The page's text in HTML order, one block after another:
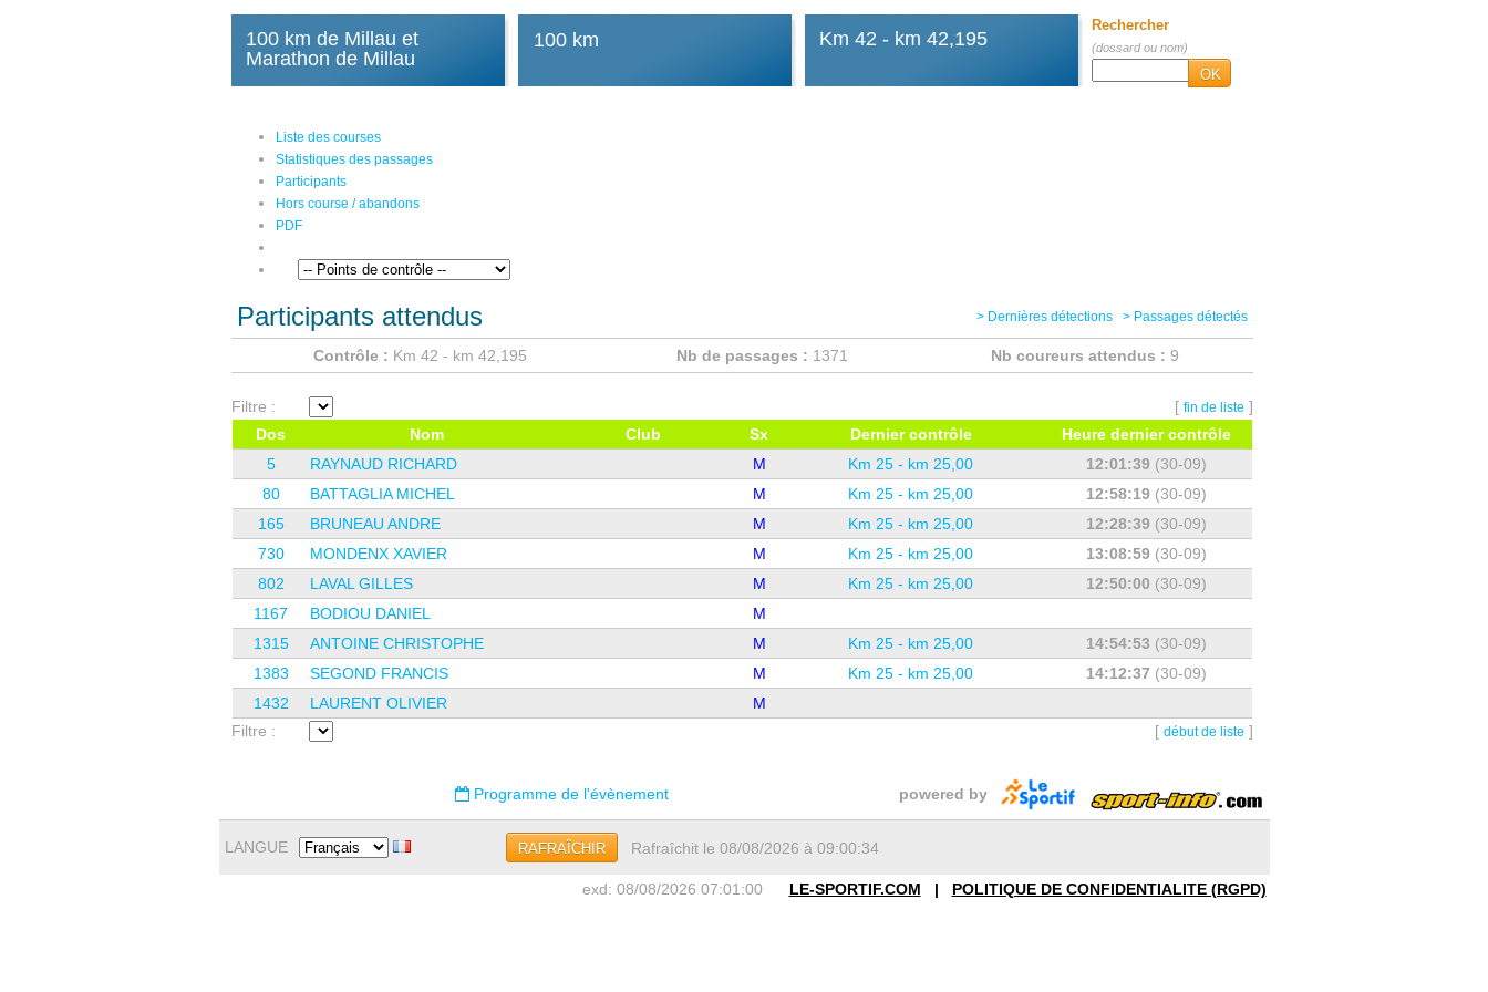
100 km de Millau et
Marathon de Millau
100 km Km 42 - km 42,195
Rechercher
(dossard ou nom)
OK
Liste des courses
Statistiques des passages
Participants
Hors course / abandons
PDF
Participants attendus > Dernières détections > Passages détectés
Contrôle : Km 42 - km 42,195 Nb de passages : 1371 Nb coureurs attendus : 9
Filtre : [ fin de liste ]
Dos
Nom Club Sx Dernier contrôle
Heure dernier contrôle
5
RAYNAUD RICHARD M Km 25 - km 25,00 12:01:39 (30-09)
80
BATTAGLIA MICHEL M Km 25 - km 25,00 12:58:19(30-09)
165
BRUNEAU ANDRE M Km 25 - km 25,00 12:28:39 (30-09)
730
MONDENX XAVIER M Km 25 - km 25,00 13:08:59(30-09)
802
LAVAL GILLES M Km 25 - km 25,00 12:50:00 (30-09)
1167
BODIOU DANIEL
M
1315
ANTOINE CHRISTOPHE M Km 25 - km 25,00 14:54:53 (30-09)
1383
SEGOND FRANCIS M Km 25 - km 25,00 14:12:37 (30-09)
1432
LAURENT OLIVIER
M
Filtre :
[ début de liste ]
Programme de l'évènement powered by
LANGUE RAFRAÎCHIR Rafraîchit le 08/08/2026 à 09:00:34
exd: 08/08/2026 07:01:00 LE-SPORTIF.COM | POLITIQUE DE CONFIDENTIALITE (RGPD)